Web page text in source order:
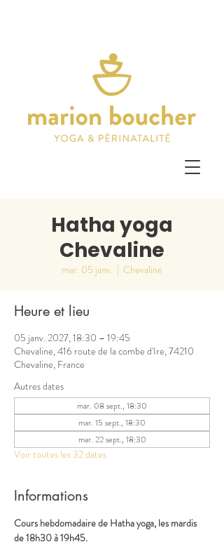
Hatha yoga
Chevaline
mar. 05 janv.
  |
Chevaline
Heure et lieu
05 janv. 2027, 18:30 – 19:45
Chevaline, 416 route de la combe d'Ire, 74210
Chevaline, France
Autres dates
mar. 08 sept., 18:30
mar. 15 sept., 18:30
mar. 22 sept., 18:30
Voir toutes les 32 dates
Informations
Cours hebdomadaire de Hatha yoga, les mardis
de 18h30 à 19h45.